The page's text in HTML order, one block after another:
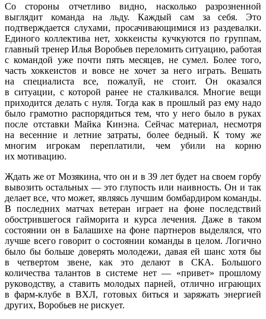
Со стороны отчетливо видно, насколько разрозненной
выглядит команда на льду. Каждый сам за себя. Это
подтверждается слухами, просачивающимися из раздевалки.
Единого коллектива нет, хоккеисты кучкуются по группам,
главный тренер Илья Воробьев переломить ситуацию, работая
с командой уже почти пять месяцев, не сумел. Более того,
часть хоккеистов и вовсе не хочет за него играть. Вешать
на специалиста все, пожалуй, не стоит. Он оказался
в ситуации, с которой ранее не сталкивался. Многие вещи
приходится делать с нуля. Тогда как в прошлый раз ему надо
было грамотно распорядиться тем, что у него было в руках
после отставки Майка Кинэна. Сейчас материал, несмотря
на весенние и летние затраты, более бедный. К тому же
многим игрокам переплатили, чем убили на корню
их мотивацию.
Ждать же от Мозякина, что он и в 39 лет будет на своем горбу
вывозить остальных — это глупость или наивность. Он и так
делает все, что может, являясь лучшим бомбардиром команды.
В последних матчах ветеран играет на фоне последствий
обострившегося гайморита и курса лечения. Даже в таком
состоянии он в Балашихе на фоне партнеров выделялся, что
лучше всего говорит о состоянии команды в целом. Логично
было бы больше доверять молодежи, давая ей шанс хотя бы
в четвертом звене, как это делают в СКА. Большого
количества талантов в системе нет — «привет» прошлому
руководству, а ставить молодых парней, отлично играющих
в фарм-клубе в ВХЛ, готовых биться и заряжать энергией
других, Воробьев не рискует.